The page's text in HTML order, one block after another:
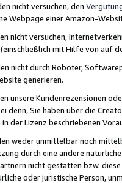
nicht versuchen, den
Webpage einer Amazon-
nicht versuchen,
mit Hilfe von auf
nicht durch Roboter,
generieren.
unsere Kundenrezensionen
denn, Sie haben über die
der Lizenz beschriebenen
weder unmittelbar noch
durch eine andere
nicht gestatten bzw.
oder juristische Person,